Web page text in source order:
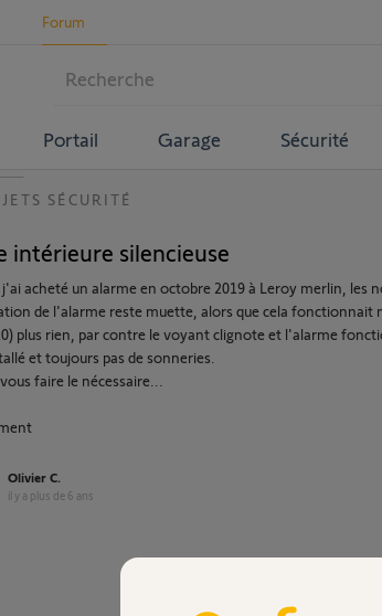
Forum
Portail Garage Sécurité
SÉCURITÉ
intérieure silencieuse
acheté un alarme en octobre 2019 à Leroy merlin, les
de l'alarme reste muette, alors que cela fonctionnait
plus rien, par contre le voyant clignote et l'alarme
et toujours pas de sonneries.
faire le nécessaire...
Olivier C.
il y a plus de 6 ans
Participer